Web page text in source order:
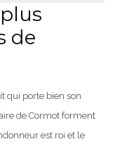
de
qui porte bien son
de Cormot forment
est roi et le